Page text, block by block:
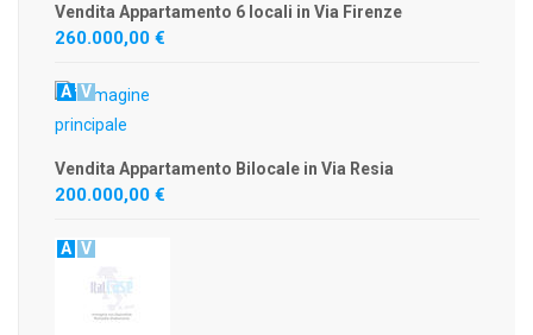
Vendita Appartamento 6 locali in Via Firenze
260.000,00 €
A V
Vendita Appartamento Bilocale in Via Resia
200.000,00 €
A V